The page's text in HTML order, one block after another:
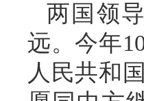
两国领
远。今年
人民共和